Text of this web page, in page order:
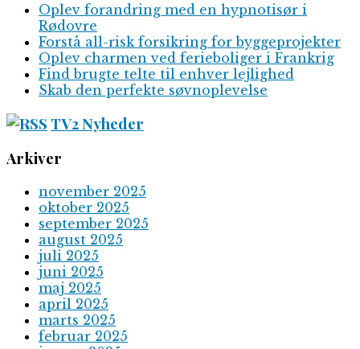
Oplev forandring med en hypnotisør i
Rødovre
Forstå all-risk forsikring for byggeprojekter
Oplev charmen ved ferieboliger i Frankrig
Find brugte telte til enhver lejlighed
Skab den perfekte søvnoplevelse
TV2 Nyheder
Arkiver
november 2025
oktober 2025
september 2025
august 2025
juli 2025
juni 2025
maj 2025
april 2025
marts 2025
februar 2025